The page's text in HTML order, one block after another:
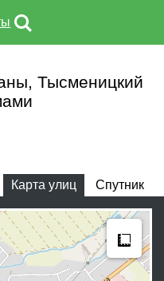
Тысменицкий
Карта улиц Спутник